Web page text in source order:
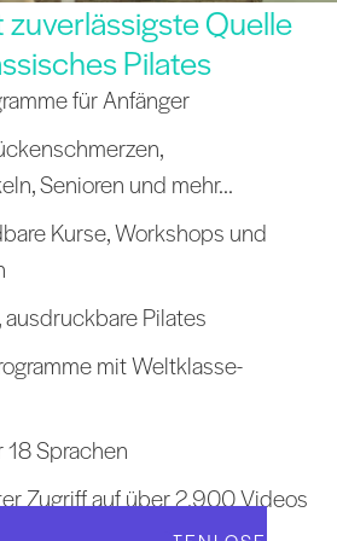
Quelle
Pilates
für Anfänger
Senioren und mehr...
Kurse, Workshops und
Pilates
mit Weltklasse-
Sprachen
Zugriff auf über 2.900 Videos